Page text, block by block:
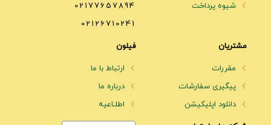
شیوه پرداخت
02177657894
02126710241
مشتریان
مقررات
پیگیری سفارشات
دانلود اپلیکیشن
فیلون
ارتباط با ما
درباره ما
اطلـاعیه